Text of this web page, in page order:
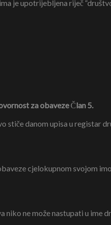
je upotrijebljena riječ
za obavezeČlan 5.
stiče danom upisa u registar
cjelokupnom svojom
niko ne može nastupati u ime